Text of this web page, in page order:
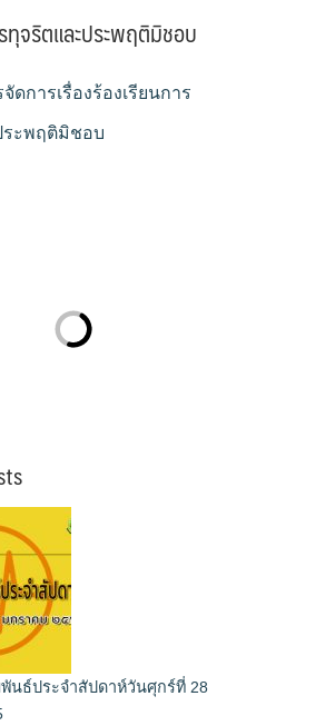
ทุจริตและประพฤติมิชอบ
จัดการเรื่องร้องเรียนการ
ะพฤติมิชอบ
นธ์ประจำสัปดาห์วันศุกร์ที่ 28